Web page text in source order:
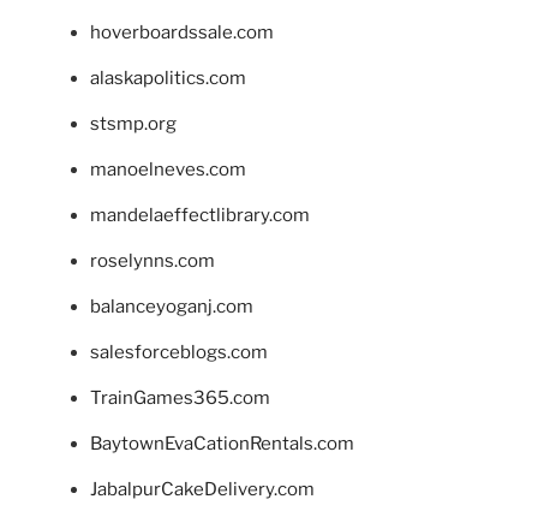
hoverboardssale.com
alaskapolitics.com
stsmp.org
manoelneves.com
mandelaeffectlibrary.com
roselynns.com
balanceyoganj.com
salesforceblogs.com
TrainGames365.com
BaytownEvaCationRentals.com
JabalpurCakeDelivery.com